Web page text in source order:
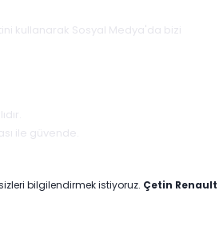
kullanarak Sosyal Medya'da bizi
ile güvende.
bilgilendirmek istiyoruz. Çetin Renault